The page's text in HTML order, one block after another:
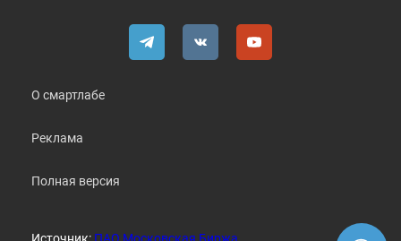
О смартлабе
Реклама
Полная версия